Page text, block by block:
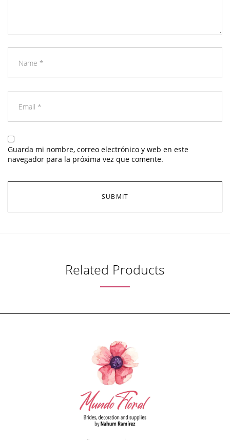
Guarda mi nombre, correo electrónico y web en este
navegador para la próxima vez que comente.
Related Products